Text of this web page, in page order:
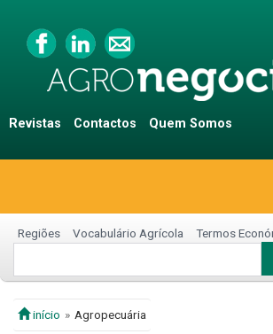
Revistas Contactos Quem Somos
Regiões Vocabulário Agrícola Termos
início Agropecuária